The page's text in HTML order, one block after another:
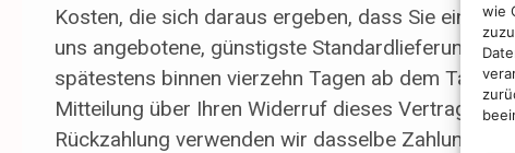
wie
Kosten, die sich daraus ergeben, dass Sie eine
uns angebotene, günstigste Standardlieferung
spätestens binnen vierzehn Tagen ab dem Tag
Mitteilung über Ihren Widerruf dieses Vertrags
Rückzahlung verwenden wir dasselbe